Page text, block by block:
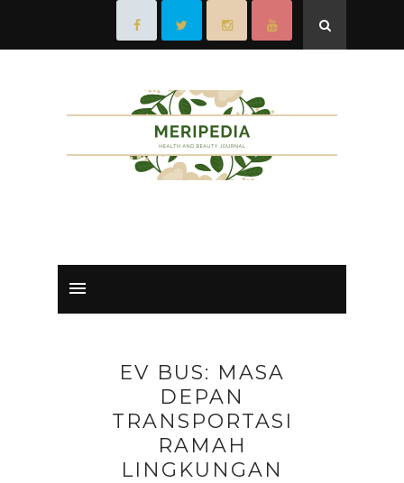
EV BUS: MASA
DEPAN
TRANSPORTASI
RAMAH
LINGKUNGAN